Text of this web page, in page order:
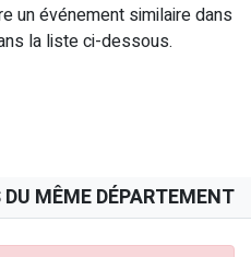
un événement similaire dans
la liste ci-dessous.
MÊME DÉPARTEMENT